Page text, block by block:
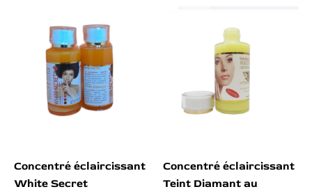
Concentré éclaircissant
White Secret
Concentré éclaircissant
Teint Diamant au